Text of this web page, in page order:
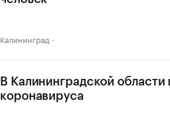
Калининград
В Калининградской
коронавируса